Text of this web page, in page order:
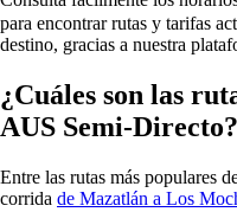
para encontrar rutas y tarifas
destino, gracias a nuestra
¿Cuáles son las
AUS Semi-Directo?
Entre las rutas más populares
corrida de Mazatlán a Los